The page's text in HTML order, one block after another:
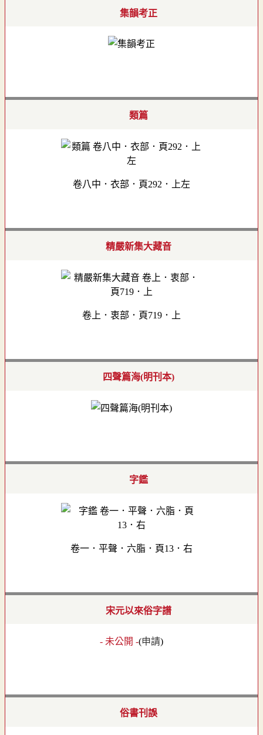
集韻考正
類篇
卷八中．衣部．頁292．上左
精嚴新集大藏音
卷上．衷部．頁719．上
四聲篇海(明刊本)
字鑑
卷一．平聲．六脂．頁13．右
宋元以來俗字譜
- 未公開 -(申請)
俗書刊誤